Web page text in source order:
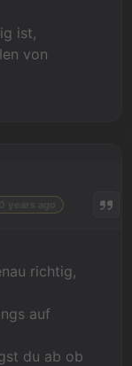
ist,
von
richtig,
auf
du ab ob